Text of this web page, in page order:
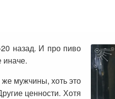
назад. И про пиво
иначе.
мужчины, хоть это
ценности. Хотя